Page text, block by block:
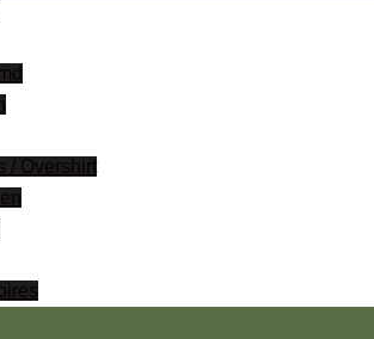
/ Overshirt